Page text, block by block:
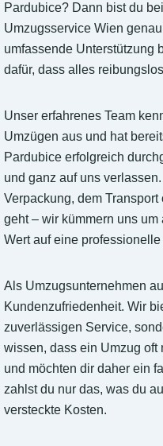
Pardubice? Dann bist du
Umzugsservice Wien
umfassende Unterstützung
dafür, dass alles
Unser erfahrenes Team
Umzügen aus und hat
Pardubice erfolgreich
und ganz auf uns
Verpackung, dem
geht – wir kümmern uns
Wert auf eine
Als Umzugsunternehmen
Kundenzufriedenheit. Wir
zuverlässigen Service,
wissen, dass ein Umzug
und möchten dir daher ein
zahlst du nur das, was du
versteckte Kosten.